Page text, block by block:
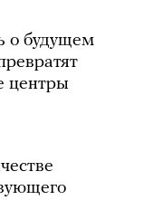
о будущем
центры